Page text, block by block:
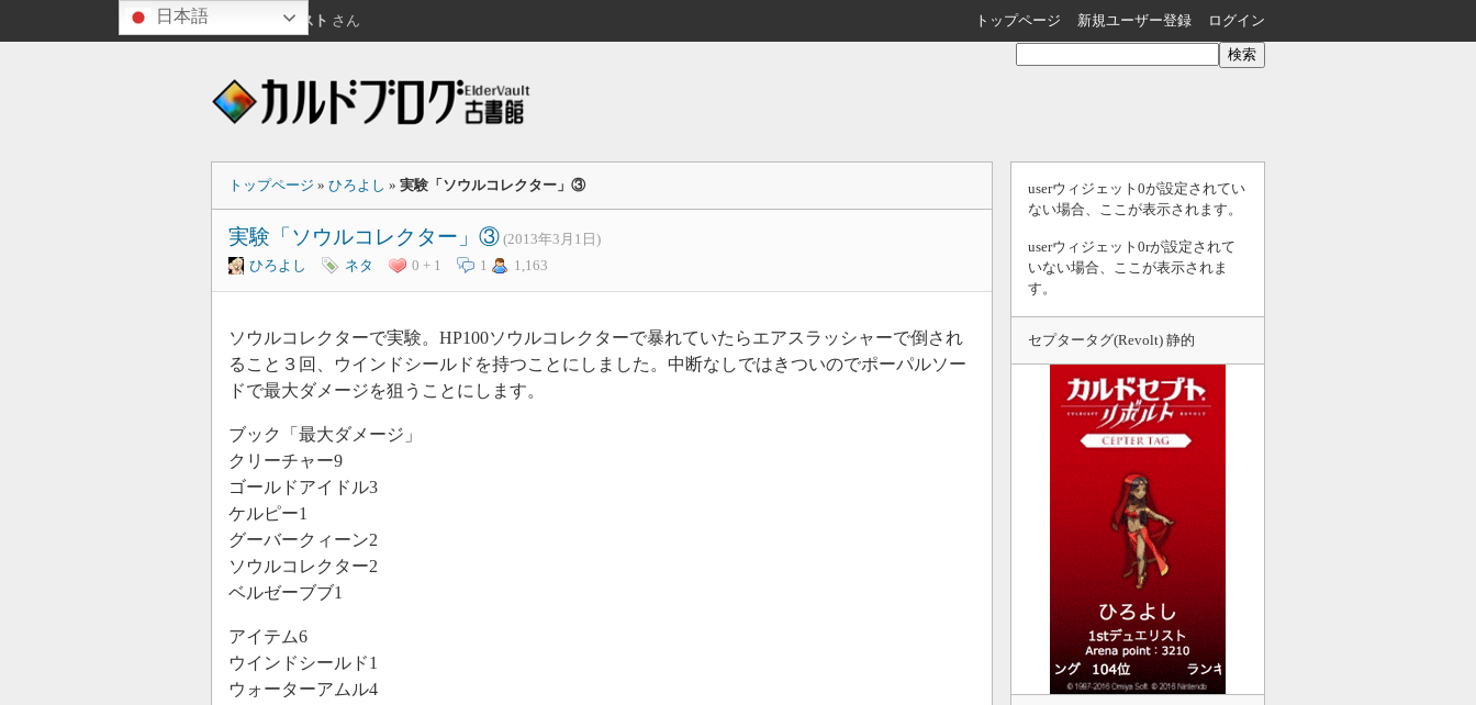
ゲスト さん トップページ 新規ユーザー登録 ログイン
トップページ » ひろよし » 実験「ソウルコレクター」③
実験「ソウルコレクター」③ (2013年3月1日)
ひろよし
ネタ 0 + 1 1 1,163
ソウルコレクターで実験。HP100ソウルコレクターで暴れていたらエアスラッシャーで倒され
ること３回、ウインドシールドを持つことにしました。中断なしではきついのでポーパルソー
ドで最大ダメージを狙うことにします。
ブック「最大ダメージ」
クリーチャー9
ゴールドアイドル3
ケルピー1
グーバークィーン2
ソウルコレクター2
ベルゼーブブ1
アイテム6
ウインドシールド1
ウォーターアムル4
userウィジェット0が設定されてい
ない場合、ここが表示されます。
userウィジェット0rが設定されて
いない場合、ここが表示されま
す。
セプタータグ(Revolt) 静的
日本語